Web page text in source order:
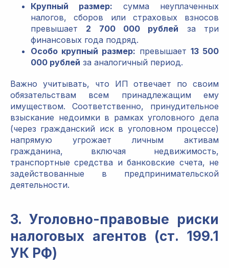
Крупный размер: сумма неуплаченных
налогов, сборов или страховых взносов
превышает 2 700 000 рублей за три
финансовых года подряд.
Особо крупный размер: превышает 13 500
000 рублей за аналогичный период.
Важно учитывать, что ИП отвечает по своим
обязательствам всем принадлежащим ему
имуществом. Соответственно, принудительное
взыскание недоимки в рамках уголовного дела
(через гражданский иск в уголовном процессе)
напрямую угрожает личным активам
гражданина, включая недвижимость,
транспортные средства и банковские счета, не
задействованные в предпринимательской
деятельности.
3. Уголовно-правовые риски
налоговых агентов (ст. 199.1
УК РФ)